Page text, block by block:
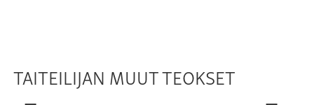
TAITEILIJAN MUUT TEOKSET